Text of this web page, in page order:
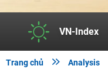
VN-Index
Trang chủ  Analysis